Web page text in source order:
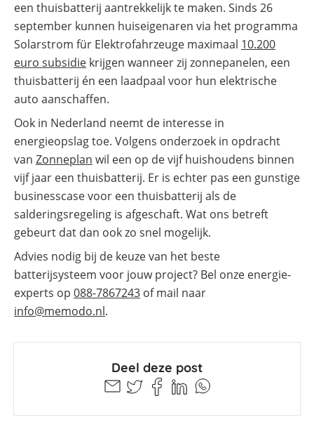
een thuisbatterij aantrekkelijk te maken. Sinds 26
september kunnen huiseigenaren via het programma
Solarstrom für Elektrofahrzeuge maximaal 10.200
euro subsidie krijgen wanneer zij zonnepanelen, een
thuisbatterij én een laadpaal voor hun elektrische
auto aanschaffen.
Ook in Nederland neemt de interesse in
energieopslag toe. Volgens onderzoek in opdracht
van Zonneplan wil een op de vijf huishoudens binnen
vijf jaar een thuisbatterij. Er is echter pas een gunstige
businesscase voor een thuisbatterij als de
salderingsregeling is afgeschaft. Wat ons betreft
gebeurt dat dan ook zo snel mogelijk.
Advies nodig bij de keuze van het beste
batterijsysteem voor jouw project? Bel onze energie-
experts op 088-7867243 of mail naar
info@memodo.nl.
Deel deze post